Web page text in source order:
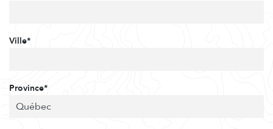
Ville*
Province*